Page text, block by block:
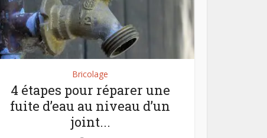
Bricolage
4 étapes pour réparer une
fuite d’eau au niveau d’un
joint...